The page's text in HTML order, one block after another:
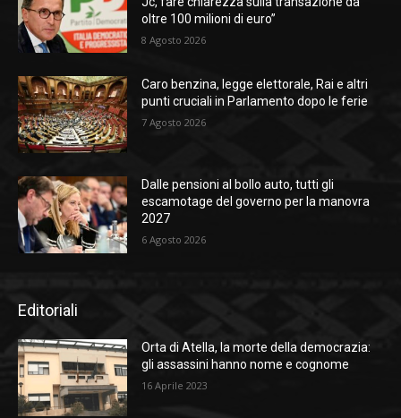
oltre 100 milioni di euro”
8 Agosto 2026
Caro benzina, legge elettorale, Rai e altri
punti cruciali in Parlamento dopo le ferie
7 Agosto 2026
Dalle pensioni al bollo auto, tutti gli
escamotage del governo per la manovra
2027
6 Agosto 2026
Editoriali
Orta di Atella, la morte della democrazia:
gli assassini hanno nome e cognome
16 Aprile 2023